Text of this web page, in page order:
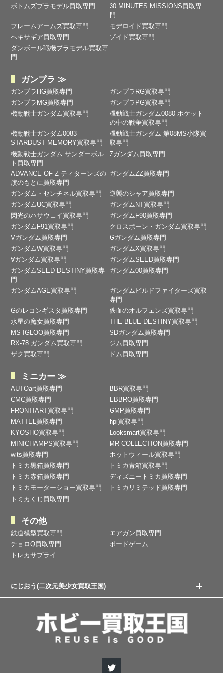
ボトムズプラモデル買取専門
30 MINUTES MISSIONS買取専
門
フレームアームズ買取専門
モデロイド買取専門
ヘキサギア買取専門
ゾイド買取専門
ダンボール戦機プラモデル買取専
門
ガンプラ ≫
ガンプラHG買取専門
ガンプラRG買取専門
ガンプラMG買取専門
ガンプラPG買取専門
機動戦士ガンダム買取専門
機動戦士ガンダム0080 ポケット
の中の戦争買取専門
機動戦士ガンダム0083
STARDUST MEMORY買取専門
機動戦士ガンダム 第08MS小隊買
取専門
機動戦士ガンダム サンダーボル
ト買取専門
Zガンダム買取専門
ADVANCE OF Ζ ティターンズの
旗のもとに買取専門
ガンダムZZ買取専門
ガンダム・センチネル買取専門
逆襲のシャア買取専門
ガンダムUC買取専門
ガンダムNT買取専門
閃光のハサウェイ買取専門
ガンダムF90買取専門
ガンダムF91買取専門
クロスボーン・ガンダム買取専門
Vガンダム買取専門
Gガンダム買取専門
ガンダムW買取専門
ガンダムX買取専門
∀ガンダム買取専門
ガンダムSEED買取専門
ガンダムSEED DESTINY買取専
門
ガンダム00買取専門
ガンダムAGE買取専門
ガンダムビルドファイターズ買取
専門
Gのレコンギスタ買取専門
鉄血のオルフェンズ買取専門
水星の魔女買取専門
THE BLUE DESTINY買取専門
MS IGLOO買取専門
SDガンダム買取専門
RX-78 ガンダム買取専門
ジム買取専門
ザク買取専門
ドム買取専門
ミニカー ≫
AUTOart買取専門
BBR買取専門
CMC買取専門
EBBRO買取専門
FRONTIART買取専門
GMP買取専門
MATTEL買取専門
hpi買取専門
KYOSHO買取専門
Looksmart買取専門
MINICHAMPS買取専門
MR COLLECTION買取専門
wits買取専門
ホットウィール買取専門
トミカ黒箱買取専門
トミカ青箱買取専門
トミカ赤箱買取専門
ディズニートミカ買取専門
トミカモーターショー買取専門
トミカリミテッド買取専門
トミカくじ買取専門
その他
鉄道模型買取専門
エアガン買取専門
チョロQ買取専門
ボードゲーム
トレカサプライ
にじおう(二次元美少女買取王国)